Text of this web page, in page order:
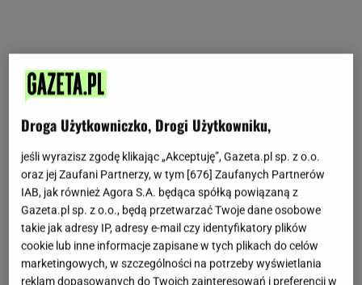
Droga Użytkowniczko, Drogi Użytkowniku,
jeśli wyrazisz zgodę klikając „Akceptuję”, Gazeta.pl sp. z o.o.
oraz jej Zaufani Partnerzy, w tym [676] Zaufanych Partnerów
IAB, jak również Agora S.A. będąca spółką powiązaną z
Gazeta.pl sp. z o.o., będą przetwarzać Twoje dane osobowe
takie jak adresy IP, adresy e-mail czy identyfikatory plików
cookie lub inne informacje zapisane w tych plikach do celów
marketingowych, w szczególności na potrzeby wyświetlania
reklam dopasowanych do Twoich zainteresowań i preferencji w